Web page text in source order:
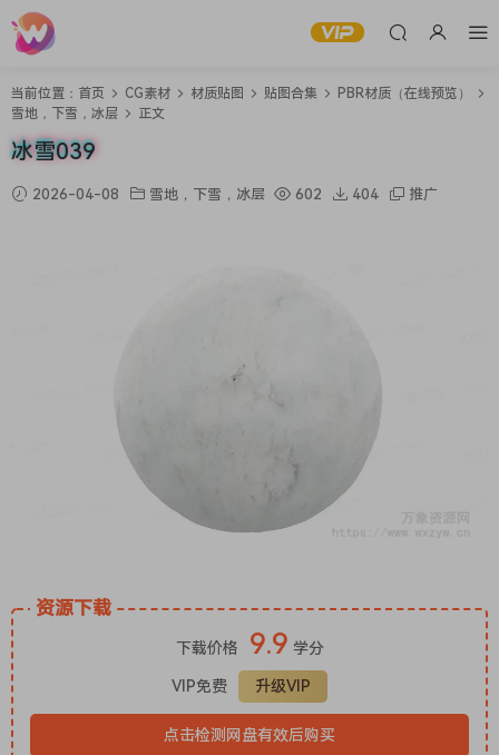
当前位置： 首页 CG素材 材质贴图 贴图合集
PBR材质（在线预览）
雪地，下雪，冰层
正文
冰雪039
2026-04-08 雪地，下雪，冰层 602 404 推广
资源下载
下载价格 9.9 学分
VIP免费 升级VIP
点击检测网盘有效后购买